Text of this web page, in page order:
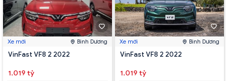
Xe mới Bình Dương
VinFast VF8 2 2022
1.019 tỷ
Xe mới Bình Dương
VinFast VF8 2 2022
1.019 tỷ